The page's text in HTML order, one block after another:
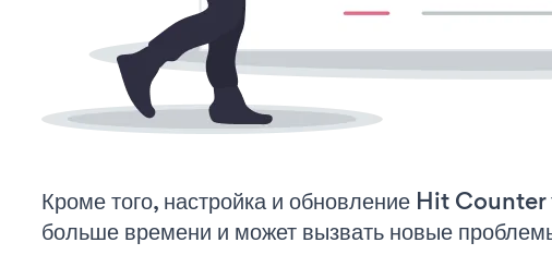
Кроме того, настройка и обновление Hit Counter
больше времени и может вызвать новые